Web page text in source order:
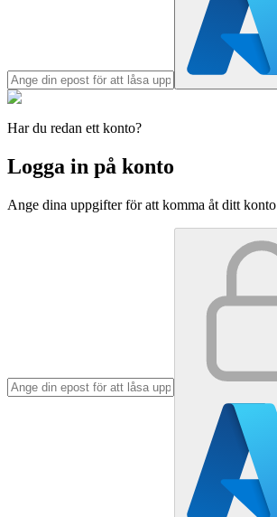
Har du redan ett konto?
Logga in på konto
Ange dina uppgifter för att komma åt ditt konto